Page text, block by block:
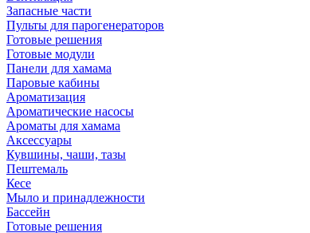
Запасные части
Пульты для парогенераторов
Готовые решения
Готовые модули
Панели для хамама
Паровые кабины
Ароматизация
Ароматические насосы
Ароматы для хамама
Аксессуары
Кувшины, чаши, тазы
Пештемаль
Кесе
Мыло и принадлежности
Бассейн
Готовые решения